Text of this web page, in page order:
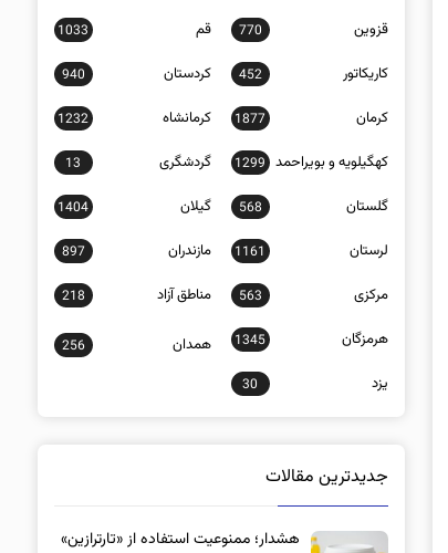
قزوین 770 قم 1033
کاریکاتور 452 کردستان 940
کرمان 1877 کرمانشاه 1232
کهگیلویه و بویراحمد 1299 گردشگری 13
گلستان 568 گیلان 1404
لرستان 1161 مازندران 897
مرکزی 563 مناطق آزاد 218
هرمزگان 1345 همدان 256
یزد 30
جدیدترین مقالات
هشدار؛ ممنوعیت استفاده از «تارترازین»